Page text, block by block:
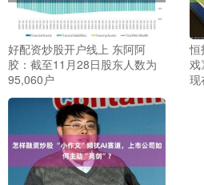
好配资炒股开户线上 东阿阿
胶：截至11月28日股东人数为
95,060户
恒
戏
现